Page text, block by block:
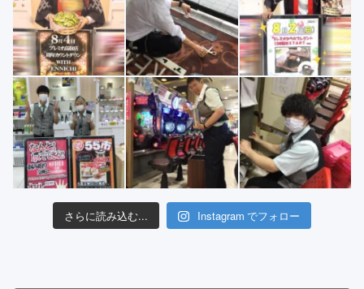
さらに読み込む... Instagram でフォロー